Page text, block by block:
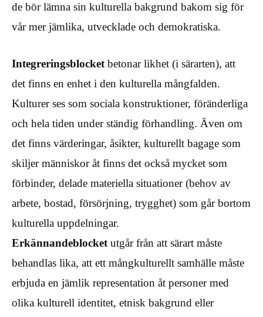
de bör lämna sin kulturella bakgrund bakom sig för
vår mer jämlika, utvecklade och demokratiska.
Integreringsblocket betonar likhet (i särarten), att
det finns en enhet i den kulturella mångfalden.
Kulturer ses som sociala konstruktioner, föränderliga
och hela tiden under ständig förhandling. Även om
det finns värderingar, åsikter, kulturellt bagage som
skiljer människor åt finns det också mycket som
förbinder, delade materiella situationer (behov av
arbete, bostad, försörjning, trygghet) som går bortom
kulturella uppdelningar.
Erkännandeblocket utgår från att särart måste
behandlas lika, att ett mångkulturellt samhälle måste
erbjuda en jämlik representation åt personer med
olika kulturell identitet, etnisk bakgrund eller